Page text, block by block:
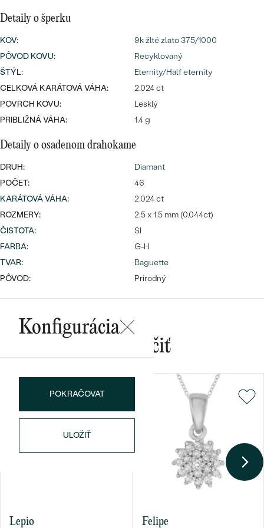
Wave kolekcia
PODĽA TVARU DRAHOKAMU
DIAMANTY
Bestsellery
OBJAVIŤ
náušnice
PREZRIEŤ
Personalizované
prívesky
Najpredávanejšie
prstene
PREZRIEŤ
Detaily o šperku
KOV:
9k žlté zlato 375/1000
PÔVOD KOVU:
Recyklovaný
ŠTÝL:
Eternity/Half eternity
CELKOVÁ KARÁTOVÁ VÁHA:
2.024 ct
POVRCH KOVU:
Lesklý
PRIBLIŽNÁ VÁHA:
1.4 g
Detaily o osadenom drahokame
DRUH:
Diamant
POČET:
46
KARÁTOVÁ VÁHA:
2.024 ct
ROZMERY:
2.5 x 1.5 mm (0.044ct)
ČISTOTA:
SI
FARBA:
G-H
TVAR:
Baguette
PÔVOD:
Prírodný
Konfigurácia
POKRAČOVAT
ULOŽIŤ
Mohlo by sa vám páčiť
Lepio Felipe